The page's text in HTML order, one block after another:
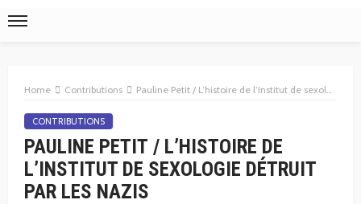
Home Contributions Pauline Petit / L’histoire de l’Institut de sexologie détruit par les nazis
CONTRIBUTIONS
PAULINE PETIT / L’HISTOIRE DE
L’INSTITUT DE SEXOLOGIE DÉTRUIT
PAR LES NAZIS